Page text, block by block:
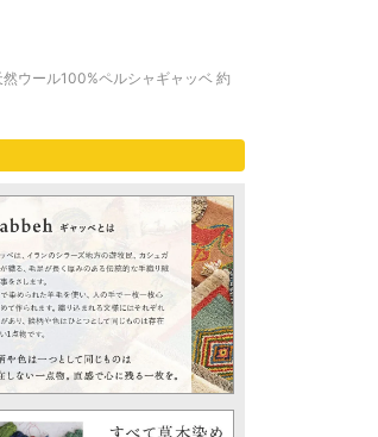
然ウール100%ペルシャギャッベ 約